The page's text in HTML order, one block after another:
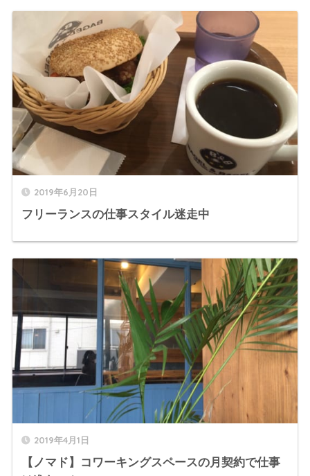
2019年6月20日
フリーランスの仕事スタイル迷走中
2019年4月1日
【ノマド】コワーキングスペースの月契約で仕事